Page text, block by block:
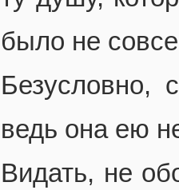
было не
Безусловно,
ведь она ею
Видать, не